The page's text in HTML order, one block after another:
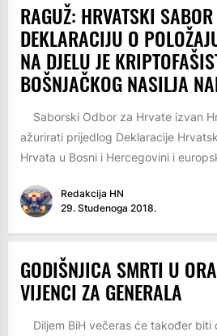
RAGUŽ: HRVATSKI
DEKLARACIJU O
NA DJELU JE
BOŠNJAČKOG NASILJA
Saborski Odbor za Hrvate izvan
ažurirati prijedlog Deklaracije
Hrvata u Bosni i Hercegovini i
Redakcija HN
29. Studenoga 2018.
GODIŠNJICA SMRTI U
VIJENCI ZA GENERALA
Diljem BiH večeras će također biti